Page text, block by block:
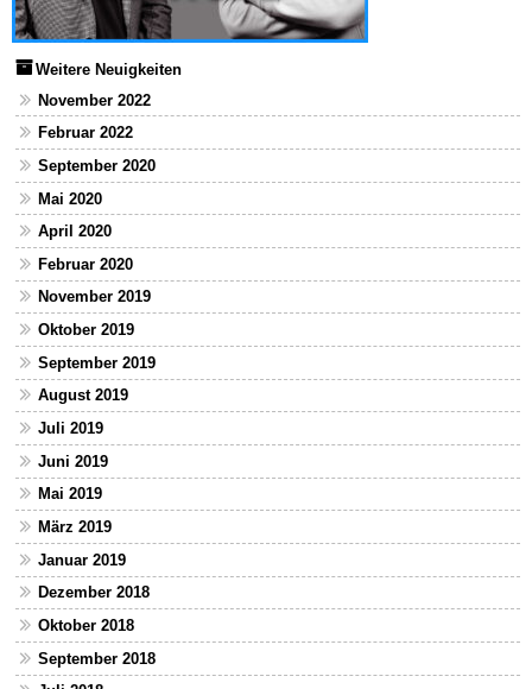
Weitere Neuigkeiten
November 2022
Februar 2022
September 2020
Mai 2020
April 2020
Februar 2020
November 2019
Oktober 2019
September 2019
August 2019
Juli 2019
Juni 2019
Mai 2019
März 2019
Januar 2019
Dezember 2018
Oktober 2018
September 2018